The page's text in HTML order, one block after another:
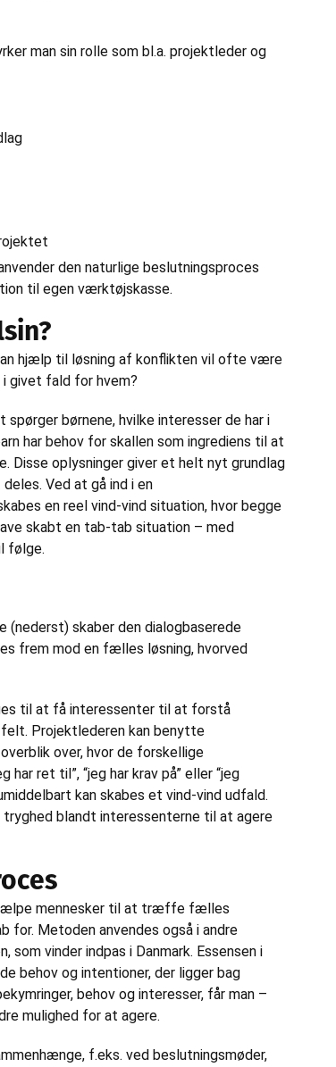
man sin rolle som bl.a. projektleder og
den naturlige beslutningsproces
til egen værktøjskasse.
hjælp til løsning af konflikten vil ofte være
i givet fald for hvem?
børnene, hvilke interesser de har i
har behov for skallen som ingrediens til at
Disse oplysninger giver et helt nyt grundlag
Ved at gå ind i en
en reel vind-vind situation, hvor begge
skabt en tab-tab situation – med
følge.
(nederst) skaber den dialogbaserede
frem mod en fælles løsning, hvorved
til at få interessenter til at forstå
Projektlederen kan benytte
over, hvor de forskellige
ret til”, “jeg har krav på” eller “jeg
kan skabes et vind-vind udfald.
blandt interessenterne til at agere
mennesker til at træffe fælles
for. Metoden anvendes også i andre
vinder indpas i Danmark. Essensen i
behov og intentioner, der ligger bag
behov og interesser, får man –
mulighed for at agere.
f.eks. ved beslutningsmøder,